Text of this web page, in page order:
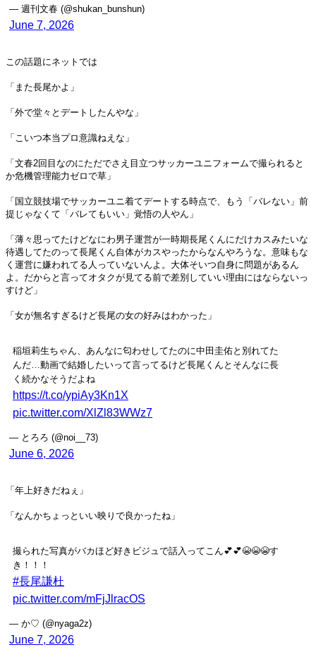
— 週刊文春 (@shukan_bunshun)
June 7, 2026
この話題にネットでは
「また長尾かよ」
「外で堂々とデートしたんやな」
「こいつ本当プロ意識ねえな」
「文春2回目なのにただでさえ目立つサッカーユニフォームで撮られると
か危機管理能力ゼロで草」
「国立競技場でサッカーユニ着てデートする時点で、もう「バレない」前
提じゃなくて「バレてもいい」覚悟の人やん」
「薄々思ってたけどなにわ男子運営が一時期長尾くんにだけカスみたいな
待遇してたのって長尾くん自体がカスやったからなんやろうな。意味もな
く運営に嫌われてる人っていないんよ。大体そいつ自身に問題があるん
よ。だからと言ってオタクが見てる前で差別していい理由にはならないっ
すけど」
「女が無名すぎるけど長尾の女の好みはわかった」
稲垣莉生ちゃん、あんなに匂わせしてたのに中田圭佑と別れてた
んだ…動画で結婚したいって言ってるけど長尾くんとそんなに長
く続かなそうだよね
https://t.co/ypiAy3Kn1X
pic.twitter.com/XlZl83WWz7
— とろろ (@noi__73)
June 6, 2026
「年上好きだねぇ」
「なんかちょっといい映りで良かったね」
撮られた写真がバカほど好きビジュで話入ってこん💕💕😭😭😭す
き！！！
#長尾謙杜
pic.twitter.com/mFjJlracOS
— か♡ (@nyaga2z)
June 7, 2026